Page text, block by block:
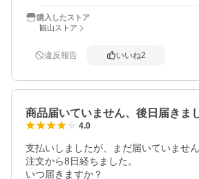
購入したストア
観山ストア
違反報告 いいね2
商品届いていません、後日届きまし
4.0
支払いしましたが、まだ届いていません
注文から8日経ちました。
いつ届きますか？